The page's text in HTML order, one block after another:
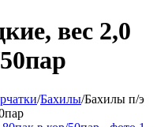
вес 2,0
/Бахилы/Бахилы п/э